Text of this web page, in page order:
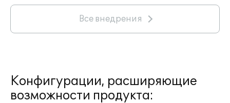
возможностей производства, и
корректируются при отражении
Все внедрения
Конфигурации, расширяющие
возможности продукта: